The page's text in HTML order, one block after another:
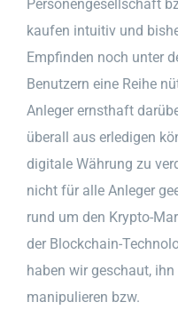
Personengesellschaft
kaufen intuitiv und
Empfinden noch unter
Benutzern eine Reihe
Anleger ernsthaft
überall aus erledigen
digitale Währung zu
nicht für alle Anleger
rund um den Krypto-
der Blockchain-
haben wir geschaut,
manipulieren bzw.